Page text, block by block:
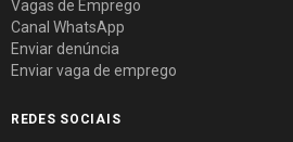
Vagas de Emprego
Canal WhatsApp
Enviar denúncia
Enviar vaga de emprego
REDES SOCIAIS